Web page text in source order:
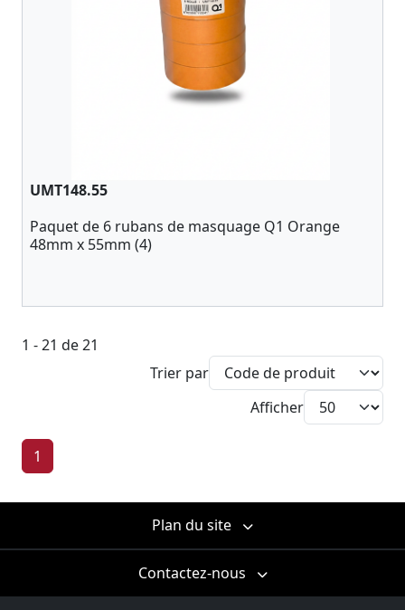
UMT148.55
Paquet de 6 rubans de masquage Q1 Orange
48mm x 55mm (4)
1 - 21 de 21
Trier par
Afficher
1
Plan du site
Contactez-nous